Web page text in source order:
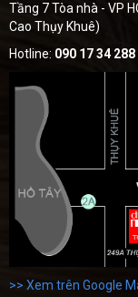
Tầng 7 Tòa nhà - VP
Cao Thụy Khuê)
Hotline: 090 17 34 288
>> Xem trên Google